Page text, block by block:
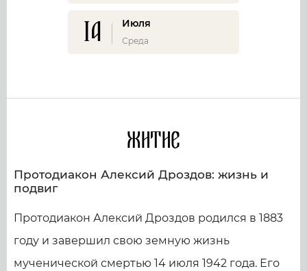
14 Июля
Среда
Житие
Протодиакон Алексий Дроздов: жизнь и
подвиг
Протодиакон Алексий Дроздов родился в 1883
году и завершил свою земную жизнь
мученической смертью 14 июля 1942 года. Его